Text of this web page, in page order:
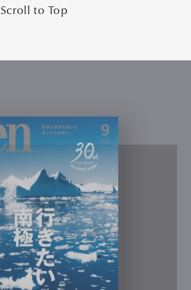
Scroll to Top